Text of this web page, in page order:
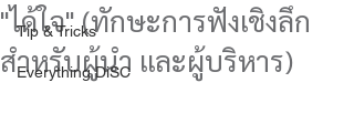
Tip & Tricks
Everything DiSC
"ได้ใจ" (ทักษะการฟังเชิงลึก
สำหรับผู้นำ และผู้บริหาร)